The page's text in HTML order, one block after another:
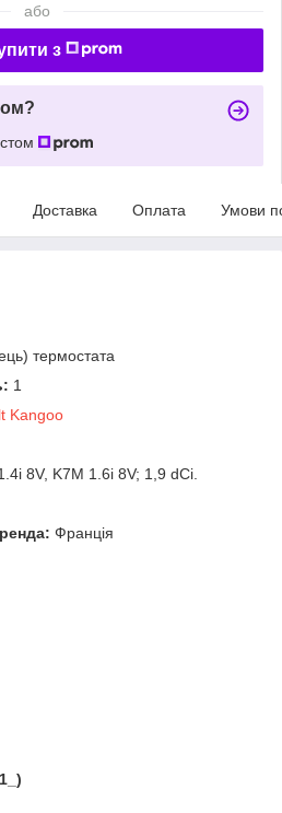
або
з
Доставка Оплата Умови
термостата
1
Kangoo
8V, K7M 1.6i 8V; 1,9 dCi.
Франція